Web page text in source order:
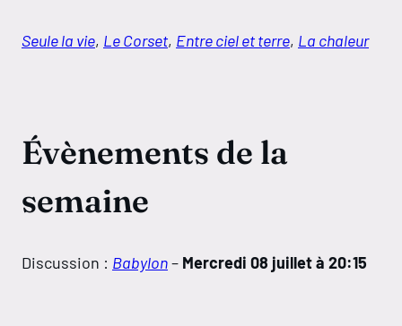
Seule la vie, Le Corset, Entre ciel et terre, La chaleur
Évènements de la
semaine
Discussion : Babylon– Mercredi 08 juillet à 20:15